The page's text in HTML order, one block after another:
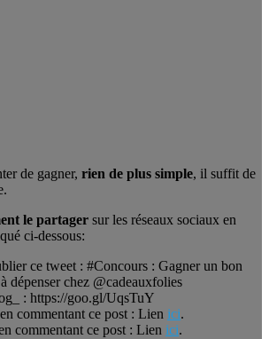
de gagner, rien de plus simple, il suffit de
le partager sur les réseaux sociaux en
ci-dessous:
ce tweet : #Concours : Gagner un bon
dépenser chez @cadeauxfolies
: https://goo.gl/UqsTuY
commentant ce post : Lien ici.
commentant ce post : Lien ici.